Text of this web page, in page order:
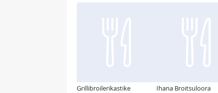
Grillibroilerikastike Ihana Broitsuloora